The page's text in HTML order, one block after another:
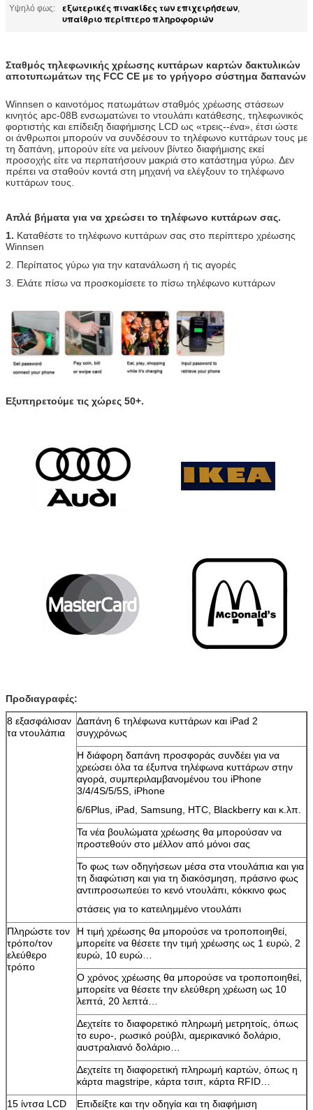
Αφήστε ένα μήνυμα
We bellen je snel terug!
Υψηλό φως: εξωτερικές πινακίδες των επιχειρήσεων,
υπαίθριο περίπτερο πληροφοριών
Σταθμός τηλεφωνικής χρέωσης κυττάρων καρτών δακτυλικών
αποτυπωμάτων της FCC CE με το γρήγορο σύστημα δαπανών
Winnsen ο καινοτόμος πατωμάτων σταθμός χρέωσης στάσεων
κινητός apc-08B ενσωματώνει το ντουλάπι κατάθεσης, τηλεφωνικός
φορτιστής και επίδειξη διαφήμισης LCD ως «τρεις--ένα», έτσι ώστε
οι άνθρωποι μπορούν να συνδέσουν το τηλέφωνο κυττάρων τους με
τη δαπάνη, μπορούν είτε να μείνουν βίντεο διαφήμισης εκεί
προσοχής είτε να περπατήσουν μακριά στο κατάστημα γύρω. Δεν
πρέπει να σταθούν κοντά στη μηχανή να ελέγξουν το τηλέφωνο
κυττάρων τους.
Απλά βήματα για να χρεώσει το τηλέφωνο κυττάρων σας.
1. Καταθέστε το τηλέφωνο κυττάρων σας στο περίπτερο χρέωσης
Winnsen
2. Περίπατος γύρω για την κατανάλωση ή τις αγορές
3. Ελάτε πίσω να προσκομίσετε το πίσω τηλέφωνο κυττάρων
Εξυπηρετούμε τις χώρες 50+.
Προδιαγραφές:
8 εξασφάλισαν
τα ντουλάπια
Δαπάνη 6 τηλέφωνα κυττάρων και iPad 2
συγχρόνως
Η διάφορη δαπάνη προσφοράς συνδέει για να
χρεώσει όλα τα έξυπνα τηλέφωνα κυττάρων στην
αγορά, συμπεριλαμβανομένου του iPhone
3/4/4S/5/5S, iPhone
6/6Plus, iPad, Samsung, HTC, Blackberry και κ.λπ.
Τα νέα βουλώματα χρέωσης θα μπορούσαν να
προστεθούν στο μέλλον από μόνοι σας
Το φως των οδηγήσεων μέσα στα ντουλάπια και για
τη διαφώτιση και για τη διακόσμηση, πράσινο φως
αντιπροσωπεύει το κενό ντουλάπι, κόκκινο φως
στάσεις για το κατειλημμένο ντουλάπι
Πληρώστε τον
τρόπο/τον
ελεύθερο
τρόπο
Η τιμή χρέωσης θα μπορούσε να τροποποιηθεί,
μπορείτε να θέσετε την τιμή χρέωσης ως 1 ευρώ, 2
ευρώ, 10 ευρώ…
Ο χρόνος χρέωσης θα μπορούσε να τροποποιηθεί,
μπορείτε να θέσετε την ελεύθερη χρέωση ως 10
λεπτά, 20 λεπτά…
Δεχτείτε το διαφορετικό πληρωμή μετρητοίς, όπως
το ευρο-, ρωσικό ρούβλι, αμερικανικό δολάριο,
αυστραλιανό δολάριο…
Δεχτείτε τη διαφορετική πληρωμή καρτών, όπως η
κάρτα magstripe, κάρτα τσιπ, κάρτα RFID…
15 ίντσα LCD
Επιδείξτε και την οδηγία και τη διαφήμιση